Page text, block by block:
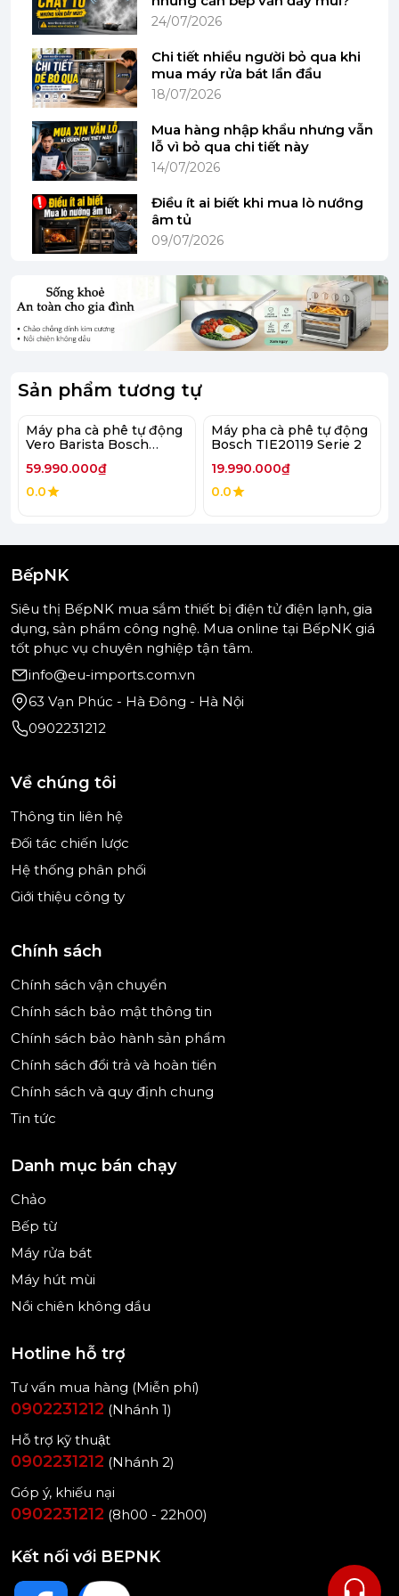
Công suất 180W mạnh mẽ – Nghiền nhuyễn
nhanh chóng
Mô tả: Với công suất 180W, máy nghiền cà phê
Bosch TSM6A013B hoạt động mạnh mẽ, giúp
ngắn mà vẫn giữ nguyên hương vị.
ồn thấp, đảm bảo không gây ảnh hưởng đến sinh
hoạt xung quanh.
Điều này đặc biệt phù hợp với những gia đình yêu
Lưỡi cắt thép không gỉ sắc bén – Đảm bảo độ mịn
chuẩn
thép không gỉ cao cấp, chống mài mòn, bền bỉ
theo thời gian và dễ dàng vệ sinh.
Nhờ thiết kế sắc bén và chuẩn xác, máy có thể
nghiền đồng đều các hạt cà phê, mang lại độ mịn
nhất quán cho từng lần pha chế.
Đây là yếu tố quan trọng giúp cà phê chiết xuất
hương vị tối ưu, tạo nên ly cà phê chuẩn barista
24/07/2026
Chi tiết nhiều người bỏ qua khi
mua máy rửa bát lần đầu
18/07/2026
Mua hàng nhập khẩu nhưng vẫn
lỗ vì bỏ qua chi tiết này
14/07/2026
Điều ít ai biết khi mua lò nướng
âm tủ
09/07/2026
Sản phẩm tương tự
Máy pha cà phê tự động
Vero Barista Bosch
59.990.000₫
0.0
Máy pha cà phê tự động
Bosch TIE20119 Serie 2
19.990.000₫
0.0
BếpNK
Siêu thị BếpNK mua sắm thiết bị điện tử điện lạnh, gia
dụng, sản phẩm công nghệ. Mua online tại BếpNK giá
tốt phục vụ chuyên nghiệp tận tâm.
info@eu-imports.com.vn
63 Vạn Phúc - Hà Đông - Hà Nội
0902231212
Về chúng tôi
Thông tin liên hệ
Đối tác chiến lược
Hệ thống phân phối
Giới thiệu công ty
Chính sách
Chính sách vận chuyển
Chính sách bảo mật thông tin
Chính sách bảo hành sản phẩm
Chính sách đổi trả và hoàn tiền
Chính sách và quy định chung
Tin tức
Danh mục bán chạy
Chảo
Bếp từ
Máy rửa bát
Máy hút mùi
Nồi chiên không dầu
Hotline hỗ trợ
Tư vấn mua hàng (Miễn phí)
0902231212 (Nhánh 1)
Hỗ trợ kỹ thuật
0902231212 (Nhánh 2)
Góp ý, khiếu nại
0902231212 (8h00 - 22h00)
Kết nối với BEPNK